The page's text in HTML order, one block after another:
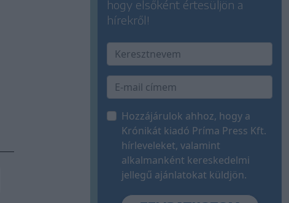
hogy elsőként értesüljön a
hírekről!
Hozzájárulok ahhoz, hogy a
Krónikát kiadó Príma Press Kft.
hírleveleket, valamint
alkalmanként kereskedelmi
jellegű ajánlatokat küldjön.